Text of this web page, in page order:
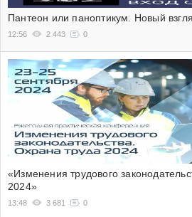
Пантеон или паноптикум. Новый
12:56 2 443 0
«Изменения трудового
2024»
13:48 3 681 0